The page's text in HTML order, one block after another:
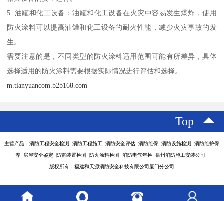
5. 油罐和化工设备：油罐和化工设备在火灾中容易发生爆炸，使用
防火涂料可以提高油罐和化工设备的耐火性能，减少火灾事故的发
生。
需要注意的是，不同类型的防火涂料适用范围可能有所差异，具体
选择适用的防火涂料需要根据实际情况进行评估和选择。
m.tianyuancom.b2b168.com
Top
主营产品：消防工程安全检测 消防工程施工 消防安全评估 消防维保 消防设施检测 消防维护保
养 房屋安全鉴定 防雷装置检测 防火涂料检测 消防电气年检 泉州消防施工安装公司
版权所有：福建和天源消防安全科技有限公司厦门分公司